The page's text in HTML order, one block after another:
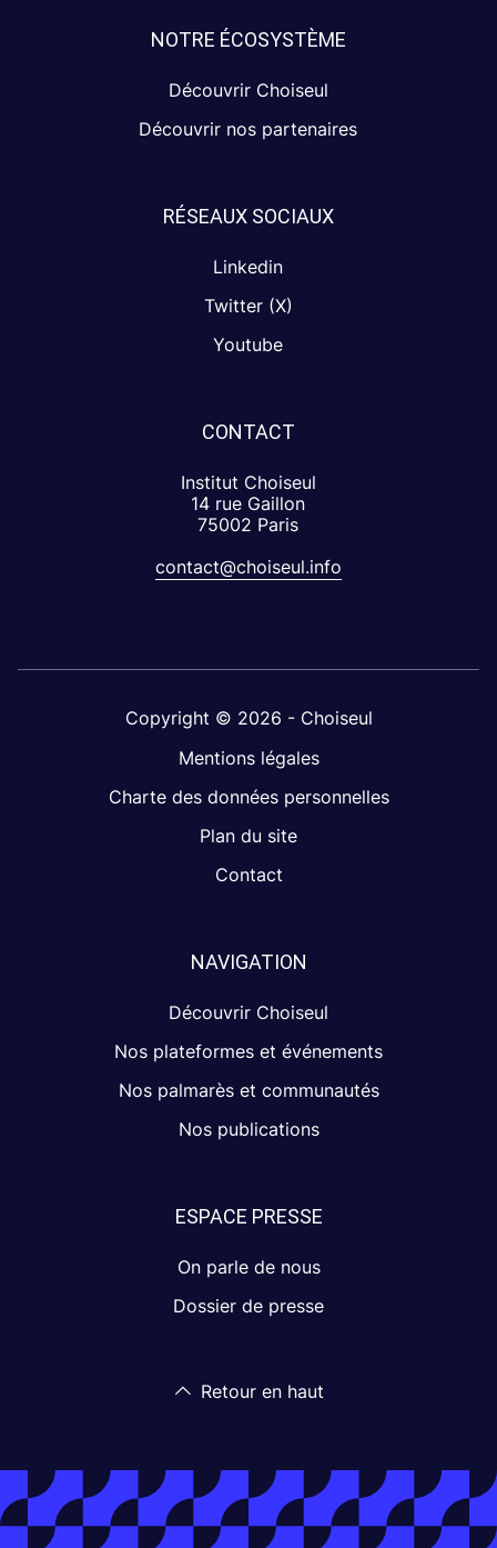
NOTRE ÉCOSYSTÈME
Découvrir Choiseul
Découvrir nos partenaires
RÉSEAUX SOCIAUX
Linkedin
Twitter (X)
Youtube
CONTACT
Institut Choiseul
14 rue Gaillon
75002 Paris
contact@choiseul.info
Copyright © 2026 - Choiseul
Mentions légales
Charte des données personnelles
Plan du site
Contact
NAVIGATION
Découvrir Choiseul
Nos plateformes et événements
Nos palmarès et communautés
Nos publications
ESPACE PRESSE
On parle de nous
Dossier de presse
Retour en haut